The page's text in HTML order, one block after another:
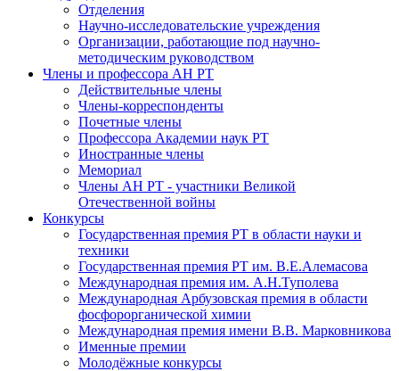
Отделения
Научно-исследовательские учреждения
Организации, работающие под научно-
методическим руководством
Члены и профессора АН РТ
Действительные члены
Члены-корреспонденты
Почетные члены
Профессора Академии наук РТ
Иностранные члены
Мемориал
Члены АН РТ - участники Великой
Отечественной войны
Конкурсы
Государственная премия РТ в области науки и
техники
Государственная премия РТ им. В.Е.Алемасова
Международная премия им. А.Н.Туполева
Международная Арбузовская премия в области
фосфорорганической химии
Международная премия имени В.В. Марковникова
Именные премии
Молодёжные конкурсы